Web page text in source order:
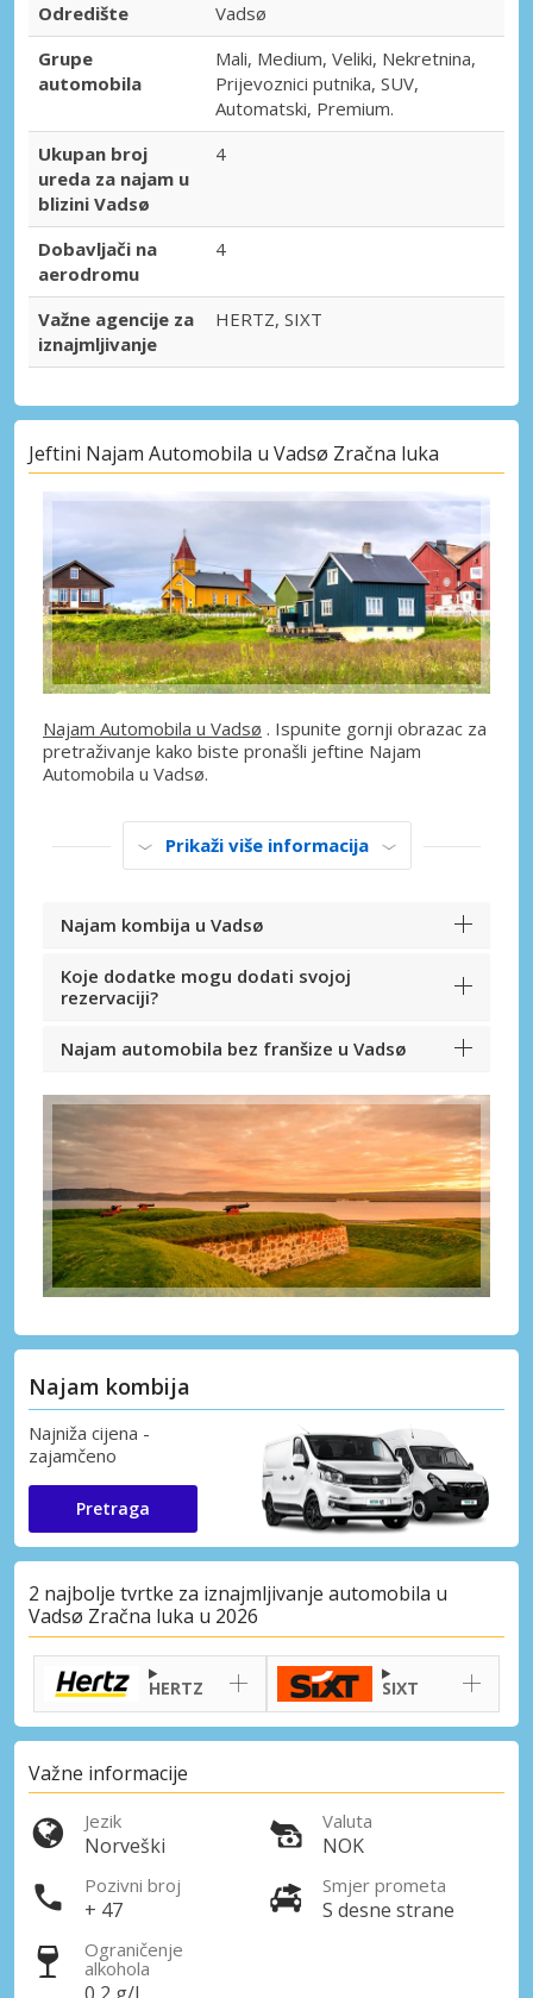
Odredište
Vadsø
Grupe
automobila
Mali, Medium, Veliki, Nekretnina,
Prijevoznici putnika, SUV,
Automatski, Premium.
Ukupan broj
ureda za najam u
blizini Vadsø
4
Dobavljači na
aerodromu
4
Važne agencije za
iznajmljivanje
HERTZ, SIXT
Jeftini Najam Automobila u Vadsø Zračna luka
Najam Automobila u Vadsø . Ispunite gornji obrazac za
pretraživanje kako biste pronašli jeftine Najam
Automobila u Vadsø.
Prikaži više informacija
Najam kombija u Vadsø
Koje dodatke mogu dodati svojoj
rezervaciji?
Najam automobila bez franšize u Vadsø
Najam kombija
Najniža cijena -
zajamčeno
Pretraga
2 najbolje tvrtke za iznajmljivanje automobila u
Vadsø Zračna luka u 2026
HERTZ SIXT
Važne informacije
Jezik
Norveški
Valuta
NOK
Pozivni broj
+ 47
Smjer prometa
S desne strane
Ograničenje
alkohola